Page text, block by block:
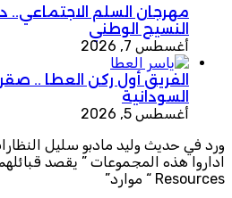
مهرجان السلم الاجتماعي..
النسيج الوطني
أغسطس 7, 2026
الفريق أول ركن العطا ..
السودانية
أغسطس 5, 2026
ورد في حديث وليد مادبو سليل
اداروا هذه المجموعات ” يقصد
Resources “ موارد”